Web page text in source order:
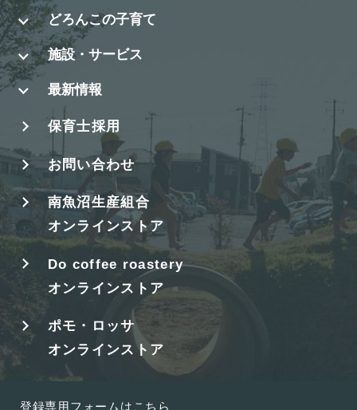
どろんこの子育て
施設・サービス
最新情報
保育士採用
お問い合わせ
南魚沼生産組合
オンラインストア
Do coffee roastery
オンラインストア
ポモ・ロッサ
オンラインストア
登録専用フォームはこちら